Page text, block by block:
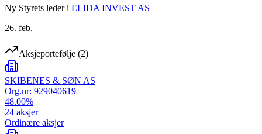
Ny Styrets lederi ELIDA INVEST AS
26. feb.
Aksjeportefølje (2)
SKIBENES & SØN AS
Org.nr: 929040619
48.00%
24 aksjer
Ordinære aksjer